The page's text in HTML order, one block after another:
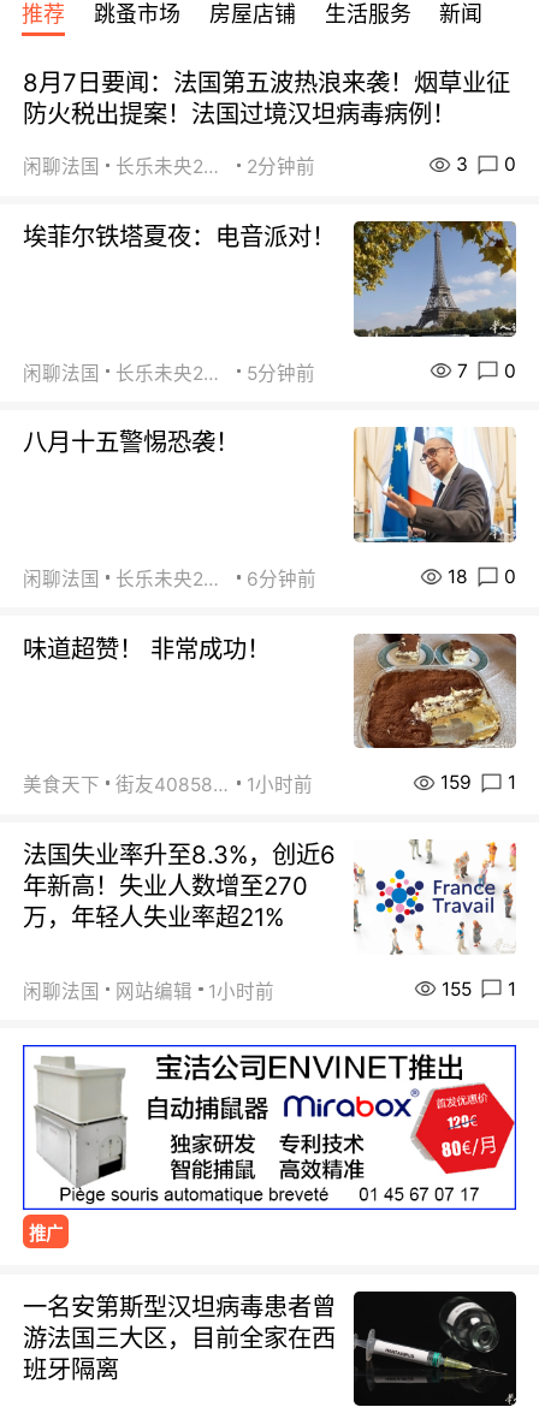
宾馆 108欧/天起
全程756欧/位
欧/天起 ~包拼房
每周铁发！
推荐 跳蚤市场 房屋店铺 生活服务 新闻
8月7日要闻：法国第五波热浪来袭！烟草业征
防火税出提案！法国过境汉坦病毒病例！
闲聊法国 长乐未央2015 2分钟前 3 0
埃菲尔铁塔夏夜：电音派对！
闲聊法国 长乐未央2015 5分钟前 7 0
八月十五警惕恐袭！
闲聊法国 长乐未央2015 6分钟前 18 0
味道超赞！ 非常成功！
美食天下 街友40858442 1小时前 159 1
法国失业率升至8.3%，创近6
年新高！失业人数增至270
万，年轻人失业率超21%
闲聊法国 网站编辑 1小时前 155 1
推广
一名安第斯型汉坦病毒患者曾
游法国三大区，目前全家在西
班牙隔离